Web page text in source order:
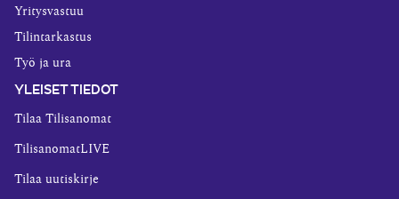
Yritysvastuu
Tilintarkastus
Työ ja ura
YLEISET TIEDOT
Tilaa Tilisanomat
TilisanomatLIVE
Tilaa uutiskirje